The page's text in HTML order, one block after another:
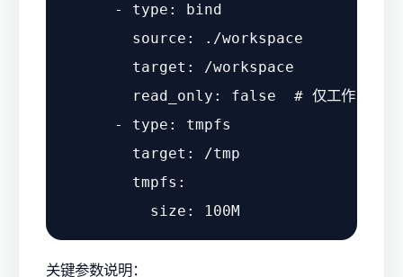
-
type:
bind
source:
./workspace
target:
/workspace
read_only:
false
# 仅工作目录可
-
type:
tmpfs
target:
/tmp
tmpfs:
size:
100M
关键参数说明：